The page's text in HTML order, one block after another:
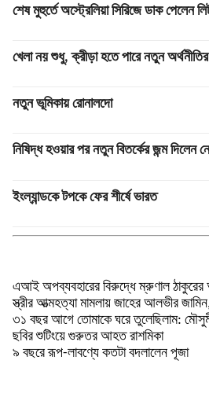
শেষ মুহুর্তে অস্ট্রেলিয়া সিরিজে ডাক পেলেন
খেলা নয় শুধু, ক্রীড়া হতে পারে নতুন
নতুন ভূমিকায় রোনালদো
নিষিদ্ধ হওয়ার পর নতুন বিতর্কের জন্ম দিলেন
ইংল্যান্ডকে টপকে ফের শীর্ষে ভারত
এআই অপব্যবহারের বিরুদ্ধে ম্রুণাল ঠাকুরের
স্ত্রীর আত্মহত্যা মামলায় জাহের আলভীর
৩১ বছর আগে তোমাকে ঘরে তুলেছিলাম:
ছবির শুটিংয়ে গুরুতর আহত রাশমিকা
৯ বছরে রূপ-লাবণ্যে কতটা বদলালেন পূজা